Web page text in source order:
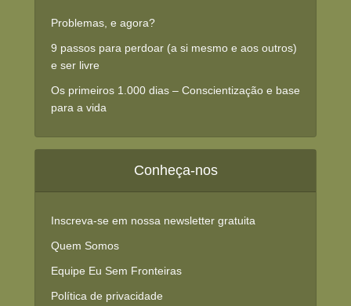
Problemas, e agora?
9 passos para perdoar (a si mesmo e aos outros)
e ser livre
Os primeiros 1.000 dias – Conscientização e base
para a vida
Conheça-nos
Inscreva-se em nossa newsletter gratuita
Quem Somos
Equipe Eu Sem Fronteiras
Política de privacidade